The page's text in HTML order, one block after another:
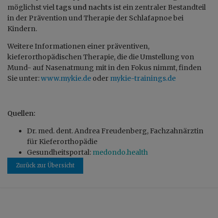
Zurück zur Übersicht
möglichst vieltags und nachts ist ein zentraler Bestandteil
in der Prävention und Therapie der Schlafapnoe bei
Kindern.
Weitere Informationen einer präventiven,
kieferorthopädischen Therapie, die die Umstellung von
Mund- auf Nasenatmung mit in den Fokus nimmt, finden
Sie unter:www.mykie.de oder mykie-trainings.de
Quellen:
Dr. med. dent. Andrea Freudenberg, Fachzahnärztin
für Kieferorthopädie
Gesundheitsportal: medondo.health